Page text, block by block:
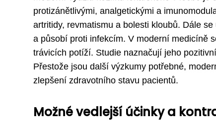
protizánětlivými, analgetickými a
artritidy, revmatismu a bolesti kloubů. Dále
a působí proti infekcím. V moderní medicíně
trávicích potíží. Studie naznačují jeho
Přestože jsou další výzkumy potřebné,
zlepšení zdravotního stavu pacientů.
Možné vedlejší účinky a